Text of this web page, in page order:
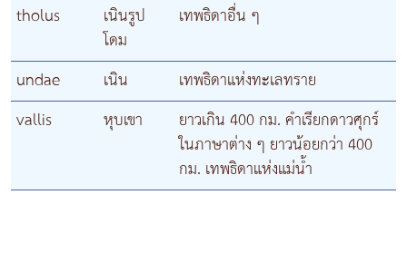
tholus
เนินรูป
โดม
เทพธิดาอื่น ๆ
undae เนิน
เทพธิดาแห่งทะเลทราย
vallis
หุบเขา ยาวเกิน 400 กม. คำเรียกดาวศุกร์
ในภาษาต่าง ๆ ยาวน้อยกว่า 400
กม. เทพธิดาแห่งแม่น้ำ